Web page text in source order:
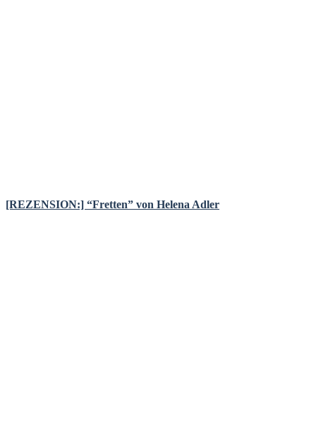
[REZENSION:] “Fretten” von Helena Adler